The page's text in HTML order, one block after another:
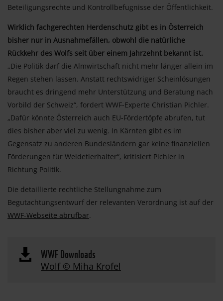
Beteiligungsrechte und Kontrollbefugnisse der Öffentlichkeit.
Wirklich fachgerechten Herdenschutz gibt es in Österreich
bisher nur in Ausnahmefällen, obwohl die natürliche
Rückkehr des Wolfs seit über einem Jahrzehnt bekannt ist.
„Die Politik darf die Almwirtschaft nicht mehr länger allein im
Regen stehen lassen. Anstatt rechtswidriger Scheinlösungen
braucht es dringend mehr Unterstützung und Beratung nach
Vorbild der Schweiz“, fordert WWF-Experte Christian Pichler.
„Dafür könnte Österreich auch EU-Fördertöpfe abrufen, tut
dies bisher aber viel zu wenig. In Kärnten gibt es im
Gegensatz zu anderen Bundesländern gar keine finanziellen
Förderungen für Weidetierhalter“, kritisiert Pichler in
Richtung Politik.
Die detaillierte rechtliche Stellungnahme zum
Begutachtungsentwurf der relevanten Verordnung ist auf der
WWF-Webseite abrufbar.
 WWF Downloads
Wolf © Miha Krofel